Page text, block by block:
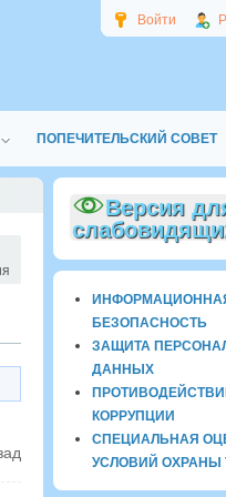
Войти
ПОПЕЧИТЕЛЬСКИЙ СОВЕТ
Версия
БЕЗОПАСНОСТЬ
ЗАЩИТА
ДАННЫХ
КОРРУПЦИИ
СПЕЦИАЛЬНАЯ
УСЛОВИЙ ОХРАНЫ